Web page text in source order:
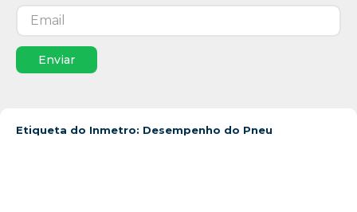
Enviar
Etiqueta do Inmetro: Desempenho do Pneu